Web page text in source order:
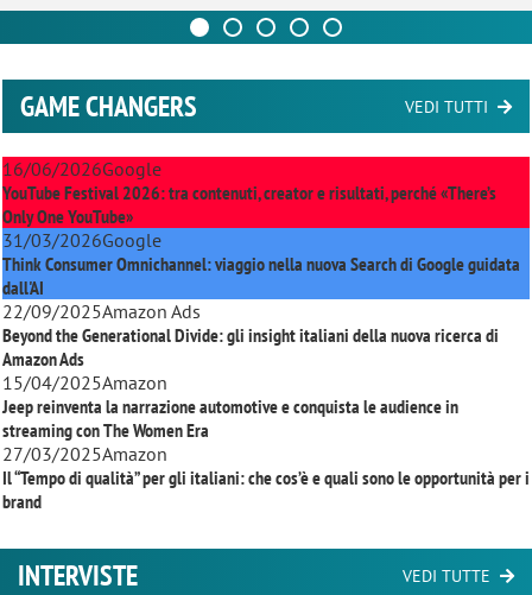
GAME CHANGERS VEDI TUTTI
16/06/2026Google
YouTube Festival 2026: tra contenuti, creator e risultati, perché «There’s
Only One YouTube»
31/03/2026Google
Think Consumer Omnichannel: viaggio nella nuova Search di Google guidata
dall'AI
22/09/2025Amazon Ads
Beyond the Generational Divide: gli insight italiani della nuova ricerca di
Amazon Ads
15/04/2025Amazon
Jeep reinventa la narrazione automotive e conquista le audience in
streaming conThe Women Era
27/03/2025Amazon
Il “Tempo di qualità” per gli italiani: che cos’è e quali sono le opportunità per i
brand
INTERVISTE VEDI TUTTE